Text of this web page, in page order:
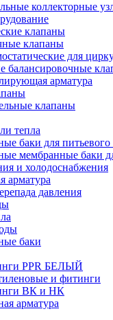
коллекторные
клапаны
клапаны
для
балансировочные
арматура
клапаны
тепла
баки для
мембранные баки
и холодоснабжения
арматура
давления
баки
PPR БЕЛЫЙ
и фитинги
ВК и НК
арматура